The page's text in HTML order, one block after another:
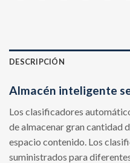
DESCRIPCIÓN
Almacén inteligente
Los clasificadores
de almacenar gran cantidad
espacio contenido. Los
suministrados para